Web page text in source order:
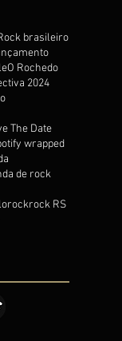
brasileiro
O Rochedo
2024
The Date
wrapped
de rock
rockrock RS